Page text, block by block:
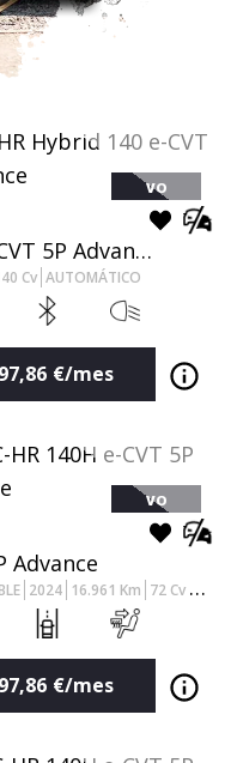
VO
Toyota C-HR Hybrid 140 e-CVT 5P Advance
Cv AUTOMÁTICO
€/mes
VO
Advance
2024 16.961 Km 72 Cv
€/mes